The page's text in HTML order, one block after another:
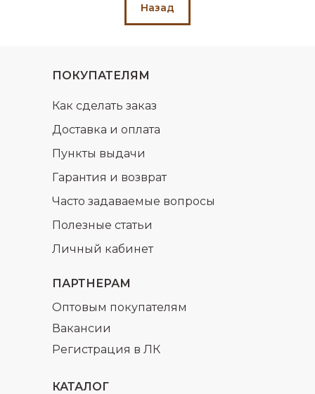
Назад
ПАРТНЕРАМ
Регистрация в ЛК
Оптовым покупателям
Вакансии
КАТАЛОГ
ПОКУПАТЕЛЯМ
Доставка и оплата
Часто задаваемые вопросы
Гарантия и возврат
Полезные статьи
Пункты выдачи
Как сделать заказ
Личный кабинет